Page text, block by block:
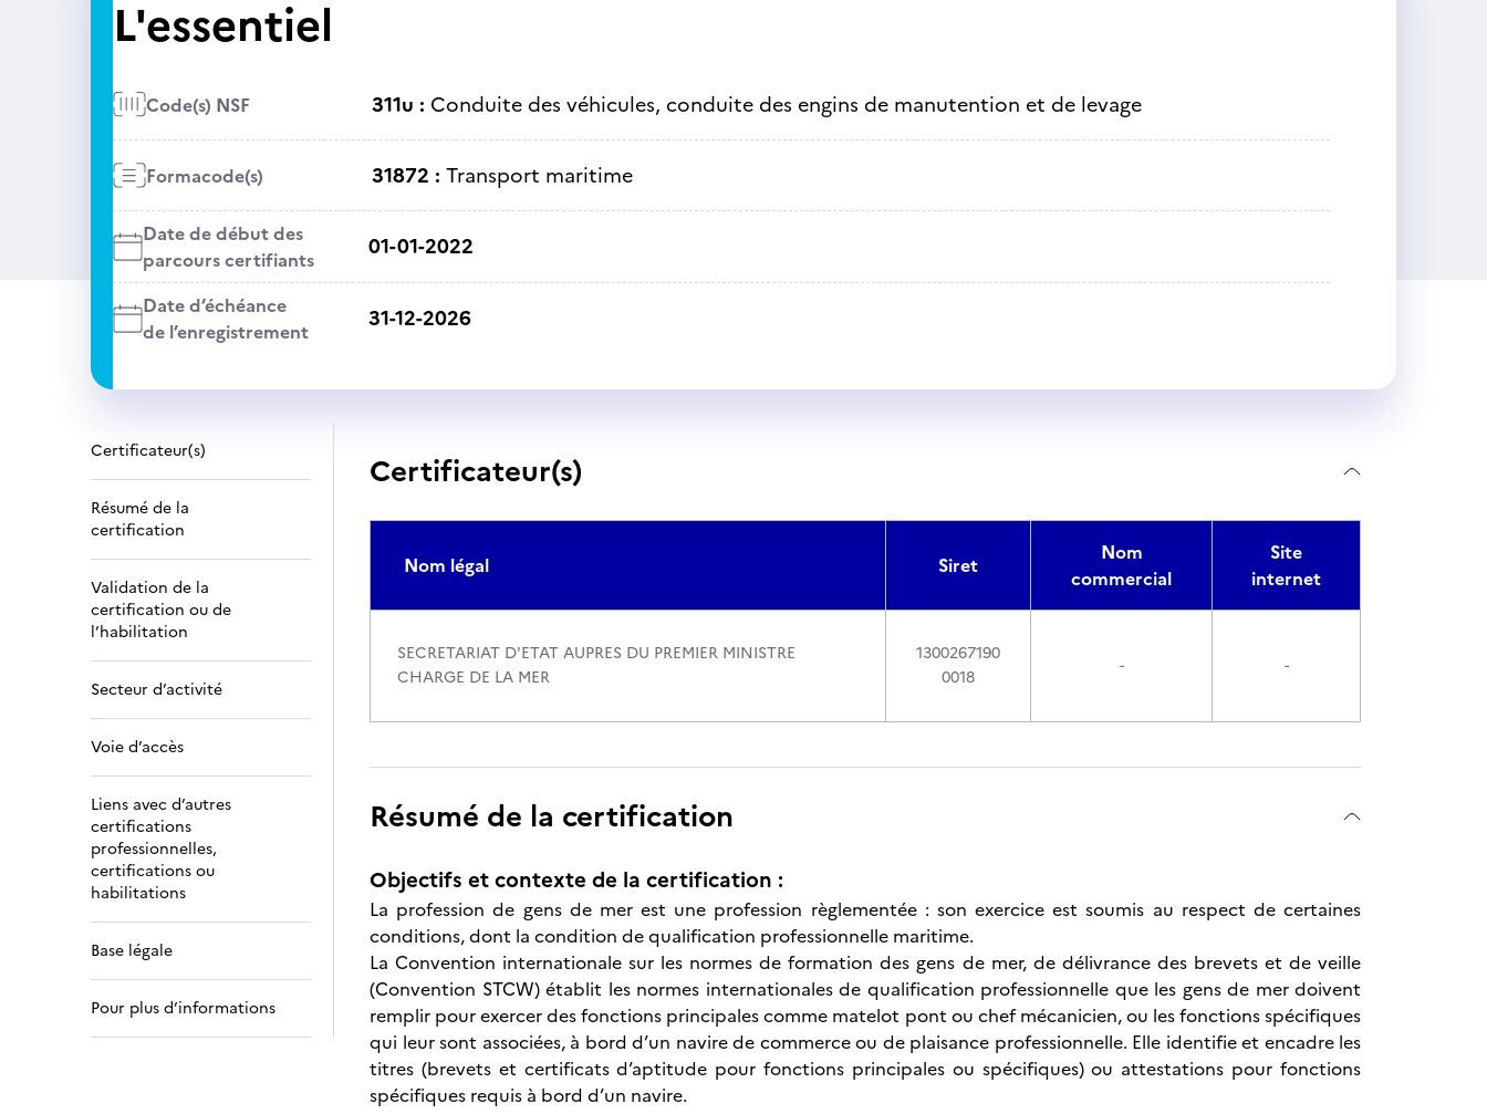
L'essentiel
Code(s) NSF 311u : Conduite des véhicules, conduite des engins de manutention et de levage
Formacode(s) 31872 : Transport maritime
Date de début des
parcours certifiants
01-01-2022
Date d’échéance
de l’enregistrement
31-12-2026
Certificateur(s)
Résumé de la
certification
Validation de la
certification ou de
l’habilitation
Secteur d’activité
Voie d’accès
Liens avec d’autres
certifications
professionnelles,
certifications ou
habilitations
Base légale
Pour plus d’informations
Certificateur(s)
Nom légal Siret
Nom
commercial
Site
internet
SECRETARIAT D'ETAT AUPRES DU PREMIER MINISTRE
CHARGE DE LA MER
1300267190
0018
- -
Résumé de la certification
Objectifs et contexte de la certification :
La profession de gens de mer est une profession règlementée : son exercice est soumis au respect de certaines
conditions, dont la condition de qualification professionnelle maritime.
La Convention internationale sur les normes de formation des gens de mer, de délivrance des brevets et de veille
(Convention STCW) établit les normes internationales de qualification professionnelle que les gens de mer doivent
remplir pour exercer des fonctions principales comme matelot pont ou chef mécanicien, ou les fonctions spécifiques
qui leur sont associées, à bord d’un navire de commerce ou de plaisance professionnelle. Elle identifie et encadre les
titres (brevets et certificats d’aptitude pour fonctions principales ou spécifiques) ou attestations pour fonctions
spécifiques requis à bord d’un navire.